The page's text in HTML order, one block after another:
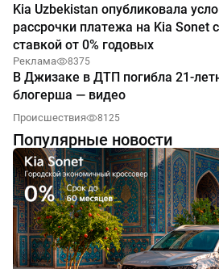
Kia Uzbekistan опубликовала
рассрочки платежа на Kia Sonet
ставкой от 0% годовых
Реклама 8375
В Джизаке в ДТП погибла 21-
блогерша — видео
Происшествия 8125
Популярные новости